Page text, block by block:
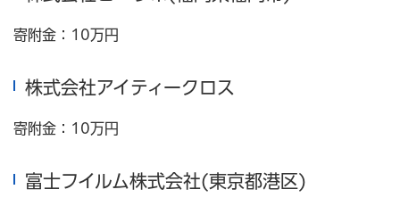
寄附金：10万円
株式会社アイティークロス
寄附金：10万円
富士フイルム株式会社(東京都港区)